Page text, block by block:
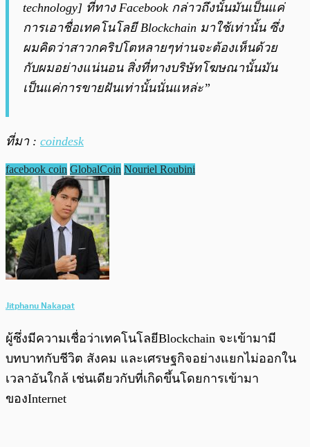
technology] ที่ทาง Facebook กล่าวถึงนั้นมันเป็นแค่
การเอาชื่อเทคโนโลยี Blockchain มาใช้เท่านั้น ซึ่ง
ผมคิดว่าสาวกคริปโตหลายๆท่านจะต้องเห็นด้วย
กับผมอย่างแน่นอน สิ่งที่ทางบริษัทโฆษณานั้นมัน
เป็นแค่การขายฝันเท่านั้นนั่นแหล่ะ”
ที่มา : coindesk
facebook coin GlobalCoin Nouriel Roubini
Jitphanu Nakapat
ผู้ซึ่งมีความเชื่อว่าเทคโนโลยีBlockchain จะเข้ามามี
บทบาทกับชีวิต สังคม และเศรษฐกิจอย่างแยกไม่ออกใน
เวลาอันใกล้ เช่นเดียวกับที่เกิดขึ้นโดยการเข้ามา
ของInternet